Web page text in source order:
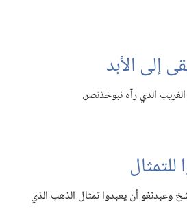
إلى الأبد
الذي رآه نبوخذنصر.‏
أن يعبدوا تمثال الذهب الذي